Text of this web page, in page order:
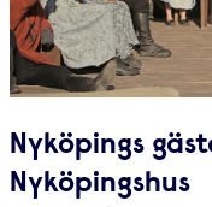
Nyköpings
Nyköpingshus